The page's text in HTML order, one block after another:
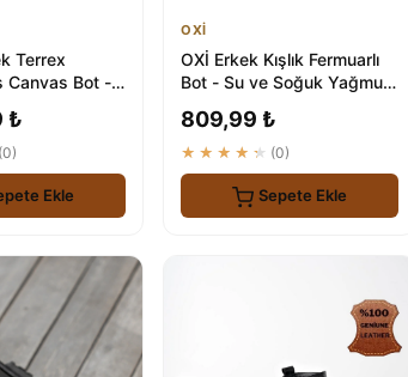
Terrex
Canvas Bot -
₺
(0)
Ekle
OXİ
OXİ Erkek Kışlık Fermuarlı
Bot - Su ve Soğuk Yağmur
809,99 ₺
★★★★★ (0)
Sepete Ekle